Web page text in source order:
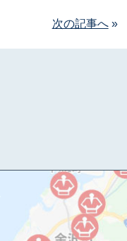
次の記事へ»